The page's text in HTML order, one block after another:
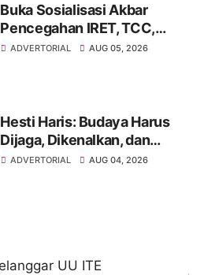
Buka Sosialisasi Akbar
Pencegahan IRET, TCC,
Perundungan, dan Bahaya
ADVERTORIAL AUG 05, 2026
Hesti Haris: Budaya Harus
Dijaga, Dikenalkan, dan
Diwariskan
ADVERTORIAL AUG 04, 2026
UU ITE